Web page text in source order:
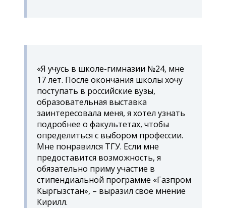
«Я учусь в школе-гимназии №24, мне
17 лет. После окончания школы хочу
поступать в российские вузы,
образовательная выставка
заинтересовала меня, я хотел узнать
подробнее о факультетах, чтобы
определиться с выбором профессии.
Мне понравился ТГУ. Если мне
предоставится возможность, я
обязательно приму участие в
стипендиальной программе «Газпром
Кыргызстан», – выразил свое мнение
Кирилл.